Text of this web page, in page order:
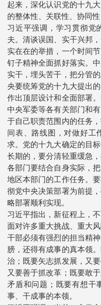
起来，深化认识党的十九
的整体性、关联性、协同
习近平强调，学习贯彻党
夫。清谈误国、实干兴邦
实在在的举措，一个时间
钉子精神全面抓好落实。
实干，埋头苦干，把分管
央要统筹党的十九大提出
作出顶层设计和全面部署
中央军委等各有关部门和
于自己职责范围内的任务
间表、路线图，对做好工
求。党的十九大确定的目
长期的，要分清轻重缓急
各部门要结合自身实际，
地区本部门的工作任务。
彻党中央决策部署为前提
略部署顺利实现。
习近平指出，新征程上，
面对许多重大挑战、重大
干部必须有强烈的担当精
膀，还得有成事的真本领
治；既要矢志抓发展，又
又要善于抓改革；既要敢
矛盾和问题；既要有想干
事、干成事的本领。